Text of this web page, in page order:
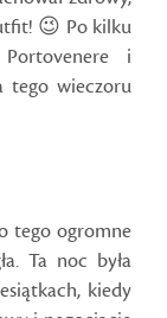
😉 Po kilku
i
tego wieczoru
tego ogromne
Ta noc była
kiedy